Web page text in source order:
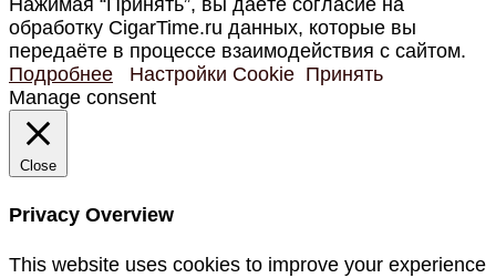
Нажимая “Принять”, вы даёте согласие на
обработку CigarTime.ru данных, которые вы
передаёте в процессе взаимодействия с сайтом.
Подробнее
Настройки Cookie Принять
Manage consent
Close
Privacy Overview
This website uses cookies to improve your experience